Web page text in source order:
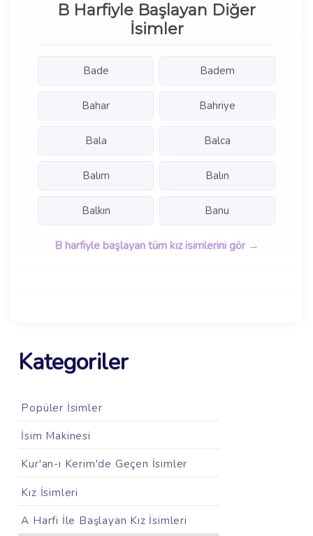
B Harfiyle Başlayan Diğer
İsimler
Bade Badem
Bahar Bahriye
Bala Balca
Balım Balın
Balkın Banu
B harfiyle başlayan tüm kız isimlerini gör →
Kategoriler
Popüler İsimler
İsim Makinesi
Kur'an-ı Kerim'de Geçen İsimler
Kız İsimleri
A Harfi İle Başlayan Kız İsimleri